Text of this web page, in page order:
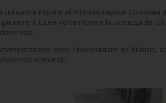
situazione impone all'Amministrazione
la tutela del territorio e la sicurezza dei
dopo l'approvazione del bilancio,
comunale.